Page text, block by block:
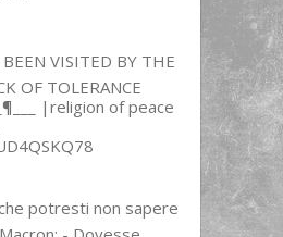
VISITED BY THE
OF TOLERANCE
|religion of peace
potresti non sapere